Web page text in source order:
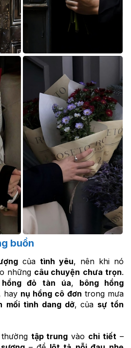
buồn
của tình yêu, nên khi nó
những câu chuyện chưa trọn.
đỏ tàn úa, bông hồng
hay nụ hồng cô đơn trong mưa
mối tình dang dở, của sự tổn
thường tập trung vào chi tiết –